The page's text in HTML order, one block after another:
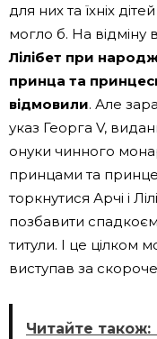
для них та їхніх
могло б. На відміну
Лілібет при
принца та
відмовили. Але
указ Георга V,
онуки чинного
принцами та
торкнутися Арчі і
позбавити
титули. І це цілком
виступав за
Читайте також: